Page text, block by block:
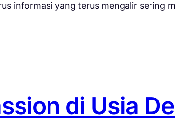
informasi yang terus mengalir sering
di Usia